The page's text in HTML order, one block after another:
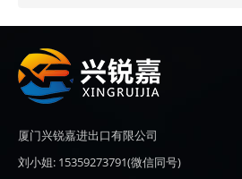
厦门兴锐嘉进出口有限公司
刘小姐: 15359273791(微信同号)